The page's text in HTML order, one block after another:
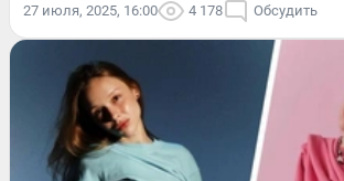
27 июля, 2025, 16:00 4 178 Обсудить